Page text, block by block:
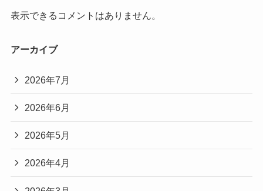
表示できるコメントはありません。
アーカイブ
2026年7月
2026年6月
2026年5月
2026年4月